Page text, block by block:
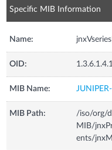
Specific MIB Information
Name:
OID:
MIB Name:
MIB Path:
/iso/org/
MIB/
ents/